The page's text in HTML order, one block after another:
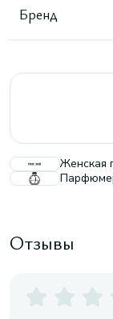
Бренд
Женская
Отзывы